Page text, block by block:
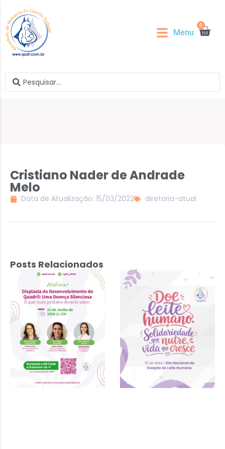
0
Menu
Cristiano Nader de Andrade
Melo
Data de Atualização: 15/03/2022 diretoria-atual
Posts Relacionados
Displasia do
Desenvolvimento
do Quadril: Uma
Silenciosa – 22
de junho 2026 às